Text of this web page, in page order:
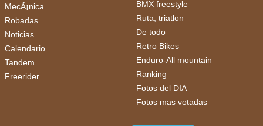
MecÃ¡nica
Robadas
Noticias
Calendario
Tandem
Freerider
BMX freestyle
Ruta, triatlon
De todo
Retro Bikes
Enduro-All mountain
Ranking
Fotos del DIA
Fotos mas votadas